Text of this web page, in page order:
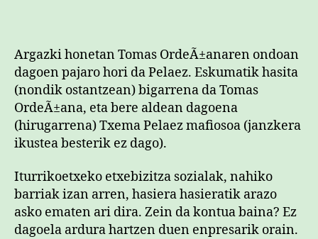
Argazki honetan Tomas OrdeÃ±anaren ondoan
dagoen pajaro hori da Pelaez. Eskumatik hasita
(nondik ostantzean) bigarrena da Tomas
OrdeÃ±ana, eta bere aldean dagoena
(hirugarrena) Txema Pelaez mafiosoa (janzkera
ikustea besterik ez dago).
Iturrikoetxeko etxebizitza sozialak, nahiko
barriak izan arren, hasiera hasieratik arazo
asko ematen ari dira. Zein da kontua baina? Ez
dagoela ardura hartzen duen enpresarik orain.